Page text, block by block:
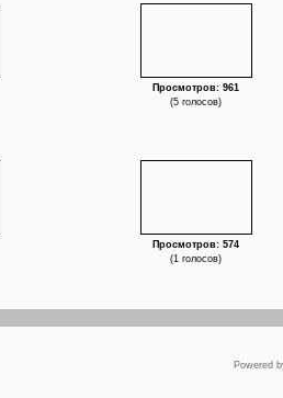
Просмотров: 961
(5 голосов)
Просмотров: 574
(1 голосов)
Powered